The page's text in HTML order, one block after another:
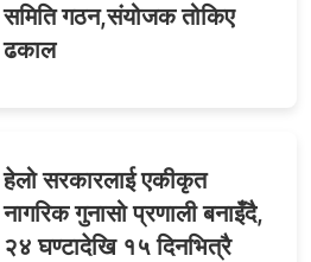
समिति गठन,संयोजक तोकिए
ढकाल
हेलो सरकारलाई एकीकृत
नागरिक गुनासो प्रणाली बनाइँदै,
२४ घण्टादेखि १५ दिनभित्रै